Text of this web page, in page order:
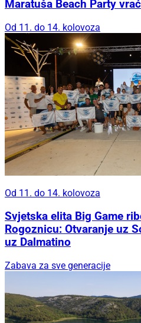
Maratuša Beach Party
Od 11. do 14. kolovoza
Od 11. do 14. kolovoza
Svjetska elita Big Game
Rogoznicu: Otvaranje uz
uz Dalmatino
Zabava za sve generacije